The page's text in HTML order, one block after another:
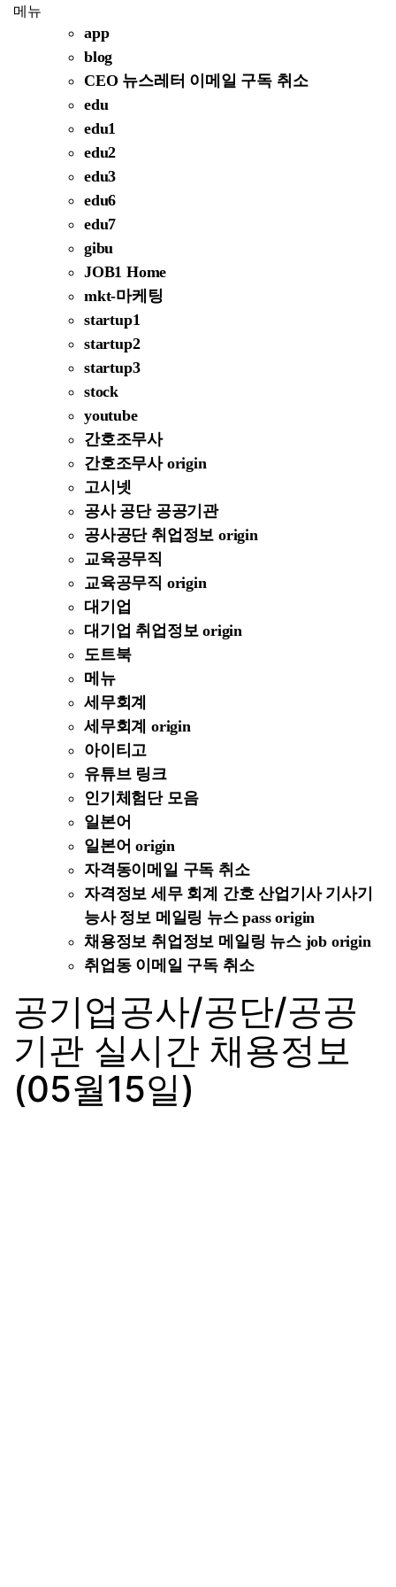
메뉴
app
blog
CEO 뉴스레터 이메일 구독 취소
edu
edu1
edu2
edu3
edu6
edu7
gibu
JOB1 Home
mkt-마케팅
startup1
startup2
startup3
stock
youtube
간호조무사
간호조무사 origin
고시넷
공사 공단 공공기관
공사공단 취업정보 origin
교육공무직
교육공무직 origin
대기업
대기업 취업정보 origin
도트북
메뉴
세무회계
세무회계 origin
아이티고
유튜브 링크
인기체험단 모음
일본어
일본어 origin
자격동이메일 구독 취소
자격정보 세무 회계 간호 산업기사 기사기
능사 정보 메일링 뉴스 pass origin
채용정보 취업정보 메일링 뉴스 job origin
취업동 이메일 구독 취소
공기업공사/공단/공공
기관 실시간 채용정보
(05월15일)